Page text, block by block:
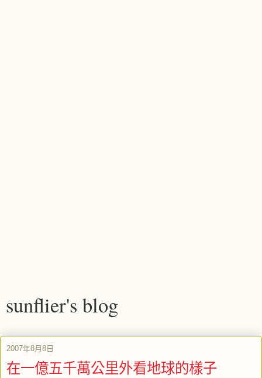
sunflier's blog
2007年8月8日
在一億五千萬公里外看地球的樣子